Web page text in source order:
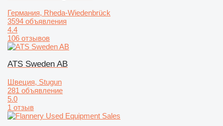
Германия, Rheda-Wiedenbrück
3594 объявления
4.4
106 отзывов
ATS Sweden AB
Швеция, Stugun
281 объявление
5.0
1 отзыв